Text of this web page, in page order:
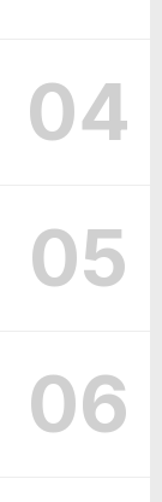
04
05
06